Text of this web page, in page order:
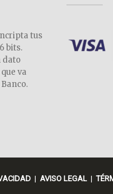
tus
bits.
dato
va
| AVISO LEGAL |